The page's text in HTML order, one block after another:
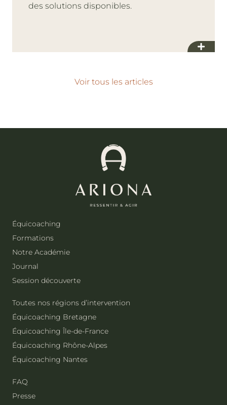
des solutions disponibles.
Voir tous les articles
Équicoaching
Formations
Notre Académie
Journal
Session découverte
Toutes nos régions d’intervention
Équicoaching Bretagne
Équicoaching Île-de-France
Équicoaching Rhône-Alpes
Équicoaching Nantes
FAQ
Presse